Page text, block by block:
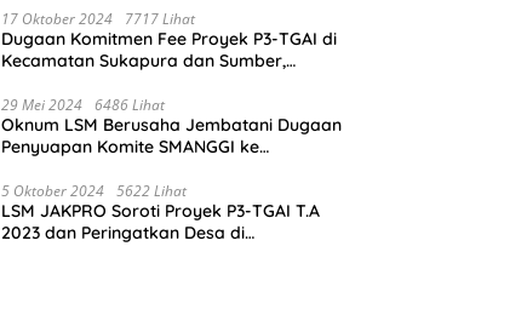
17 Oktober 2024 7717 Lihat
Dugaan Komitmen Fee Proyek P3-TGAI di
Kecamatan Sukapura dan Sumber,
Sikap
29 Mei 2024 6486 Lihat
Oknum LSM Berusaha Jembatani Dugaan
Penyuapan Komite SMANGGI ke
Juta
5 Oktober 2024 5622 Lihat
LSM JAKPRO Soroti Proyek P3-TGAI T.A
2023 dan Peringatkan Desa di